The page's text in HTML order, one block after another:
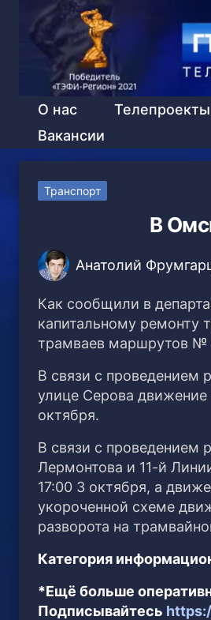
О нас Телепроекты
Вакансии
Транспорт
В
Анатолий
Как сообщили в
капитальному ремонту
трамваев маршрутов №
В связи с проведением
улице Серова
октября.
В связи с проведением
Лермонтова и 11-й
17:00 3 октября, а
укороченной схеме
разворота на
Категория
*Ещё больше
Подписывайтесь